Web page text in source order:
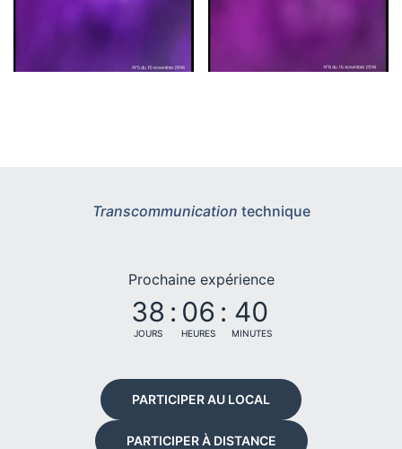
Transcommunication technique
Prochaine expérience
38
JOURS
: 06
HEURES
: 40
MINUTES
PARTICIPER AU LOCAL
PARTICIPER À DISTANCE